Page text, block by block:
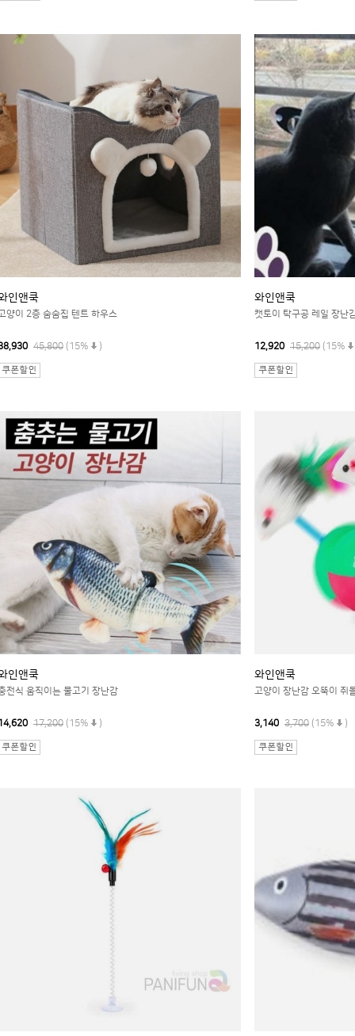
인앤쿡
양이 2층 숨숨집 텐트 하우스
45,800 (15% )
와인앤쿡
캣토이 탁구공 레일 장난
12,920 15,200 (15%
인앤쿡
전식 움직이는 물고기 장난감
17,200 (15% )
와인앤쿡
고양이 장난감 오뚝이 쥐
3,140 3,700 (15% )